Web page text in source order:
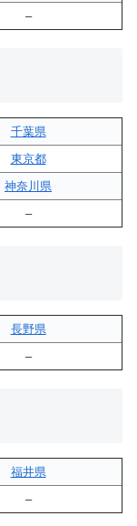
–
千葉県
東京都
神奈川県
–
長野県
–
福井県
–